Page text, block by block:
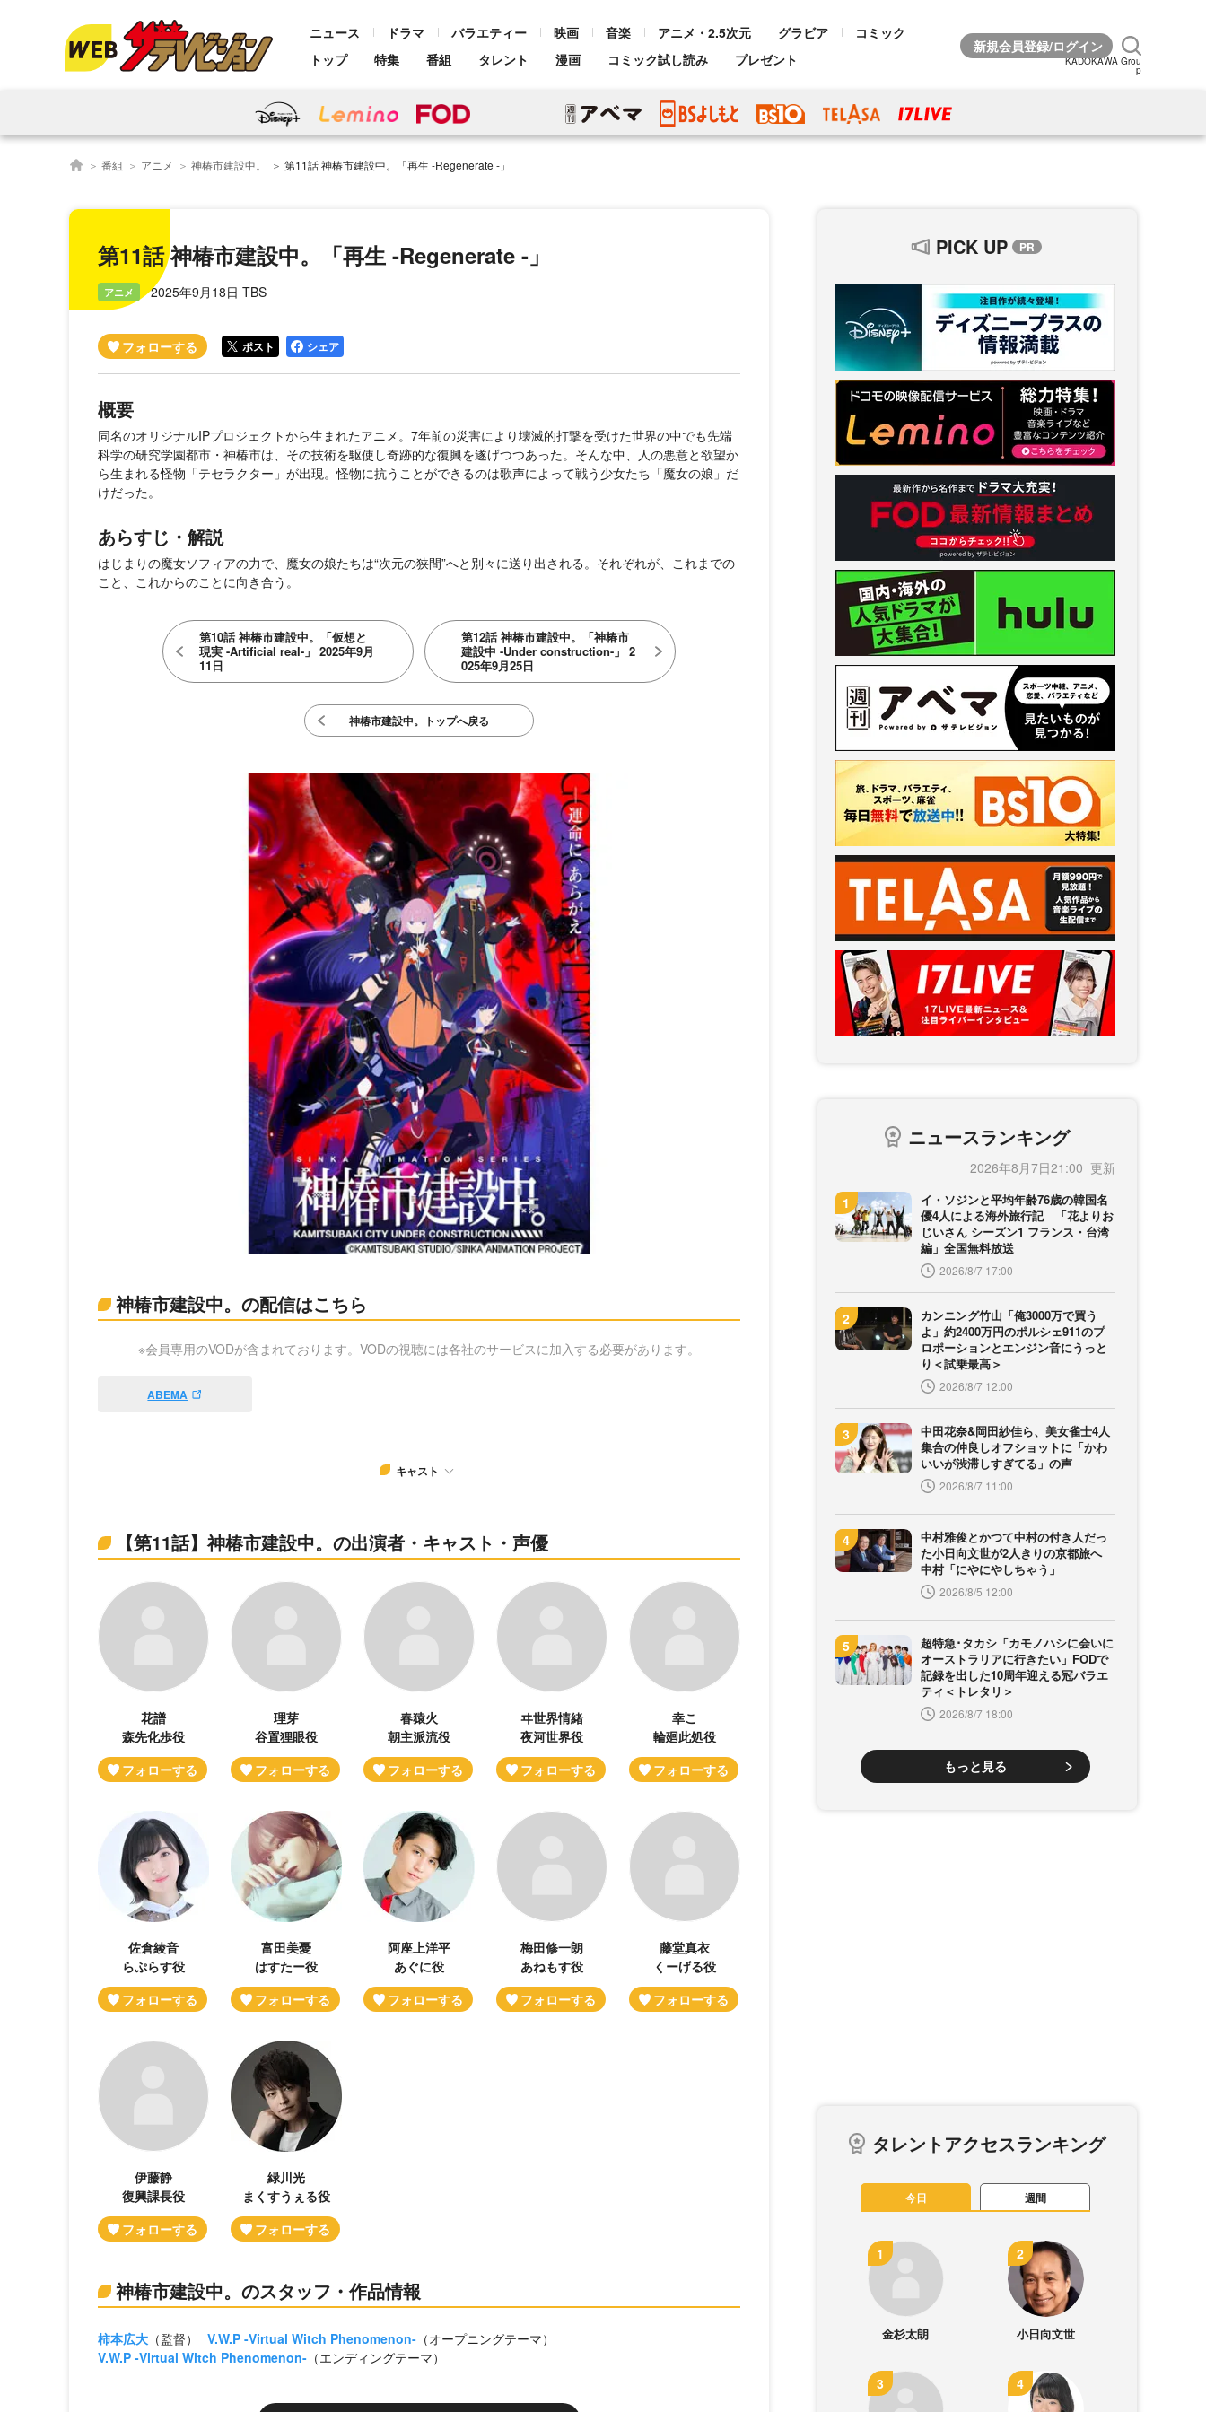
ニュース ドラマ バラエティー 映画 音楽 アニメ・2.5次元 グラビア
コミック
トップ
特集 番組 タレント 漫画 コミック試し読み プレゼント KADOKAWA Grou
p
番組 アニメ 神椿市建設中。 第11話 神椿市建設中。「再生 -Regenerate -」
第11話 神椿市建設中。「再生 -Regenerate -」
アニメ 2025年9月18日 TBS
ポスト シェア
概要
同名のオリジナルIPプロジェクトから生まれたアニメ。7年前の災害により壊滅的打撃を受けた世界の中でも先端
科学の研究学園都市・神椿市は、その技術を駆使し奇跡的な復興を遂げつつあった。そんな中、人の悪意と欲望か
ら生まれる怪物「テセラクター」が出現。怪物に抗うことができるのは歌声によって戦う少女たち「魔女の娘」だ
けだった。
あらすじ・解説
はじまりの魔女ソフィアの力で、魔女の娘たちは“次元の狭間”へと別々に送り出される。それぞれが、これまでの
こと、これからのことに向き合う。
第10話 神椿市建設中。「仮想と
現実 -Artificial real-」 2025年9月
11日
第12話 神椿市建設中。「神椿市
建設中 -Under construction-」 2
025年9月25日
神椿市建設中。トップへ戻る
神椿市建設中。の配信はこちら
※会員専用のVODが含まれております。VODの視聴には各社のサービスに加入する必要があります。
ABEMA
キャスト
【第11話】神椿市建設中。の出演者・キャスト・声優
花譜
森先化歩役
理芽
谷置狸眼役
春猿火
朝主派流役
ヰ世界情緒
夜河世界役
幸こ
輪廻此処役
佐倉綾音
らぷらす役
富田美憂
はすたー役
阿座上洋平
あぐに役
梅田修一朗
あねもす役
藤堂真衣
くーげる役
伊藤静
復興課長役
緑川光
まくすうぇる役
神椿市建設中。のスタッフ・作品情報
柿本広大 （監督） V.W.P -Virtual Witch Phenomenon- （オープニングテーマ）
V.W.P -Virtual Witch Phenomenon- （エンディングテーマ）
PICK UP
ニュースランキング
2026年8月7日21:00
イ・ソジンと平均年齢76歳の韓国名
優4人による海外旅行記 「花よりお
じいさん シーズン1 フランス・台湾
編」全国無料放送
2026/8/7 17:00
カンニング竹山「俺3000万で買う
よ」約2400万円のポルシェ911のプ
ロポーションとエンジン音にうっと
り＜試乗最高＞
2026/8/7 12:00
中田花奈&岡田紗佳ら、美女雀士4人
集合の仲良しオフショットに「かわ
いいが渋滞しすぎてる」の声
2026/8/7 11:00
中村雅俊とかつて中村の付き人だっ
た小日向文世が2人きりの京都旅へ
中村「にやにやしちゃう」
2026/8/5 12:00
超特急･タカシ「カモノハシに会いに
オーストラリアに行きたい」FODで
記録を出した10周年迎える冠バラエ
ティ＜トレタリ＞
2026/8/7 18:00
もっと見る
タレントアクセスランキング
今日 週間
金杉太朗 小日向文世